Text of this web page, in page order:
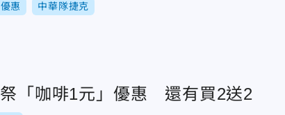
惠 中華隊捷克
「咖啡1元」優惠 還有買2送2